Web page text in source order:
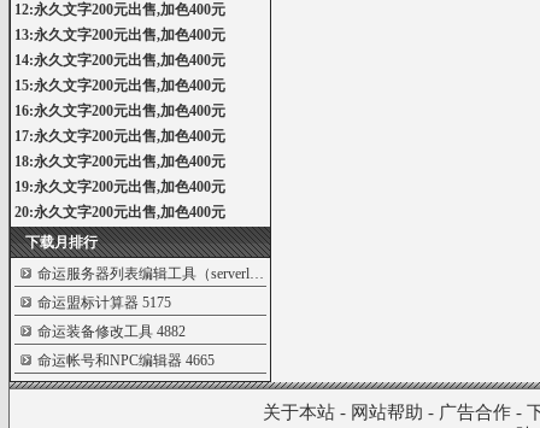
12:永久文字200元出售,加色400元
13:永久文字200元出售,加色400元
14:永久文字200元出售,加色400元
15:永久文字200元出售,加色400元
16:永久文字200元出售,加色400元
17:永久文字200元出售,加色400元
18:永久文字200元出售,加色400元
19:永久文字200元出售,加色400元
20:永久文字200元出售,加色400元
下载月排行
命运服务器列表编辑工具（serverlist.bin编
命运盟标计算器5175
命运装备修改工具4882
命运帐号和NPC编辑器4665
关于本站- 网站帮助 - 广告合作-